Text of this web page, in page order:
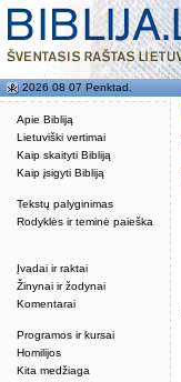
Apie Bibliją
Lietuviški vertimai
Kaip skaityti Bibliją
Kaip įsigyti Bibliją
Tekstų palyginimas
Rodyklės ir teminė paieška
Įvadai ir raktai
Žinynai ir žodynai
Komentarai
Programos ir kursai
Homilijos
Kita medžiaga
2026 08 07 Penktad.